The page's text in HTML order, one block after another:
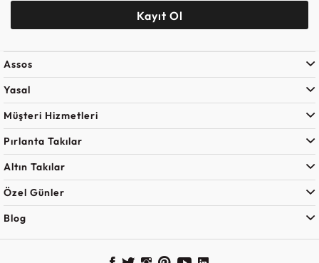
Kayıt Ol
Assos
Yasal
Müşteri Hizmetleri
Pırlanta Takılar
Altın Takılar
Özel Günler
Blog